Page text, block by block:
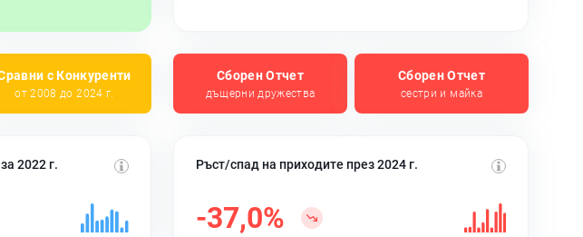
с Конкуренти
от 2008 до 2024 г.
Сборен Отчет
дъщерни дружества
Сборен Отчет
сестри и майка
2022 г. Ръст/спад на приходите през 2024 г.
-37,0%